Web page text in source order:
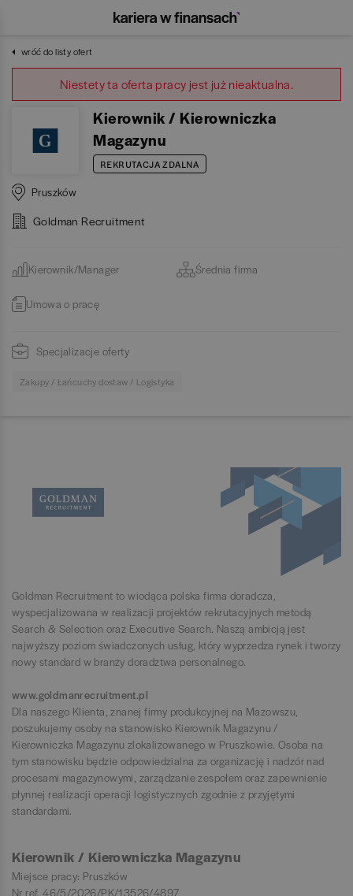
wróć do listy ofert
Niestety ta oferta pracy jest już nieaktualna.
Kierownik / Kierowniczka
Magazynu
REKRUTACJA ZDALNA
Pruszków
Goldman Recruitment
Kierownik/Manager Średnia firma
Umowa o pracę
Specjalizacje oferty
Zakupy / Łańcuchy dostaw / Logistyka
Goldman Recruitment to wiodąca polska firma doradcza,
wyspecjalizowana w realizacji projektów rekrutacyjnych metodą
Search & Selection oraz Executive Search. Naszą ambicją jest
najwyższy poziom świadczonych usług, który wyprzedza rynek i tworzy
nowy standard w branży doradztwa personalnego.
www.goldmanrecruitment.pl
Dla naszego Klienta, znanej firmy produkcyjnej na Mazowszu,
poszukujemy osoby na stanowisko Kierownik Magazynu /
Kierowniczka Magazynu zlokalizowanego w Pruszkowie. Osoba na
tym stanowisku będzie odpowiedzialna za organizację i nadzór nad
procesami magazynowymi, zarządzanie zespołem oraz zapewnienie
płynnej realizacji operacji logistycznych zgodnie z przyjętymi
standardami.
Kierownik / Kierowniczka Magazynu
Miejsce pracy: Pruszków
Nr ref. 46/5/2026/PK/13526/4897